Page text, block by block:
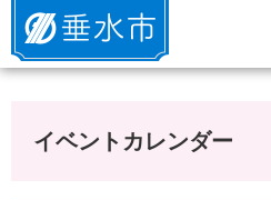
垂水市
イベントカレンダー